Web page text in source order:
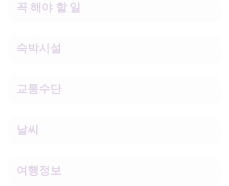
꼭 해야 할 일
숙박시설
교통수단
날씨
여행정보